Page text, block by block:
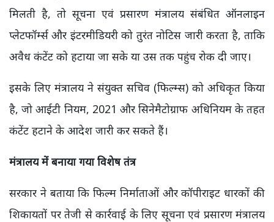
मिलती है, तो सूचना एवं प्रसारण मंत्रालय संबंधित ऑनलाइन
प्लेटफॉर्म्स और इंटरमीडियरी को तुरंत नोटिस जारी करता है, ताकि
अवैध कंटेंट को हटाया जा सके या उस तक पहुंच रोक दी जाए।
इसके लिए मंत्रालय ने संयुक्त सचिव (फिल्म्स) को अधिकृत किया
है, जो आईटी नियम, 2021 और सिनेमैटोग्राफ अधिनियम के तहत
कंटेंट हटाने के आदेश जारी कर सकते हैं।
मंत्रालय में बनाया गया विशेष तंत्र
सरकार ने बताया कि फिल्म निर्माताओं और कॉपीराइट धारकों की
शिकायतों पर तेजी से कार्रवाई के लिए सूचना एवं प्रसारण मंत्रालय